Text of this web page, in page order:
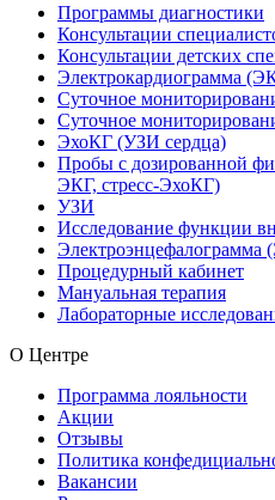
Программы диагностики
Консультации
Консультации детских
Электрокардиограмма
Суточное
Суточное
ЭхоКГ (УЗИ сердца)
Пробы с дозированной
ЭКГ, стресс-ЭхоКГ)
УЗИ
Исследование функции
Электроэнцефалограмма
Процедурный кабинет
Мануальная терапия
Лабораторные
О Центре
Программа лояльности
Акции
Отзывы
Политика
Вакансии